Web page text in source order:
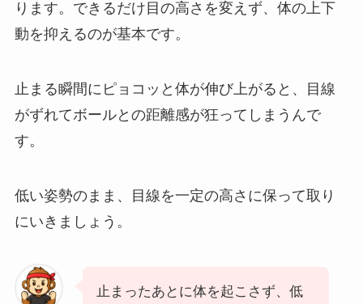
ります。できるだけ目の高さを変えず、体の上下
動を抑えるのが基本です。
止まる瞬間にピョコッと体が伸び上がると、目線
がずれてボールとの距離感が狂ってしまうんで
す。
低い姿勢のまま、目線を一定の高さに保って取り
にいきましょう。
止まったあとに体を起こさず、低